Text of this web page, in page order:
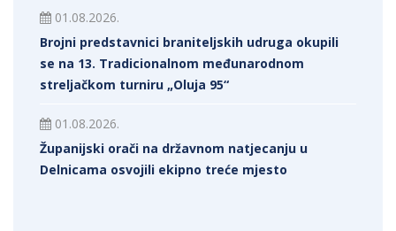
01.08.2026.
Brojni predstavnici braniteljskih udruga okupili
se na 13. Tradicionalnom međunarodnom
streljačkom turniru „Oluja 95“
01.08.2026.
Županijski orači na državnom natjecanju u
Delnicama osvojili ekipno treće mjesto